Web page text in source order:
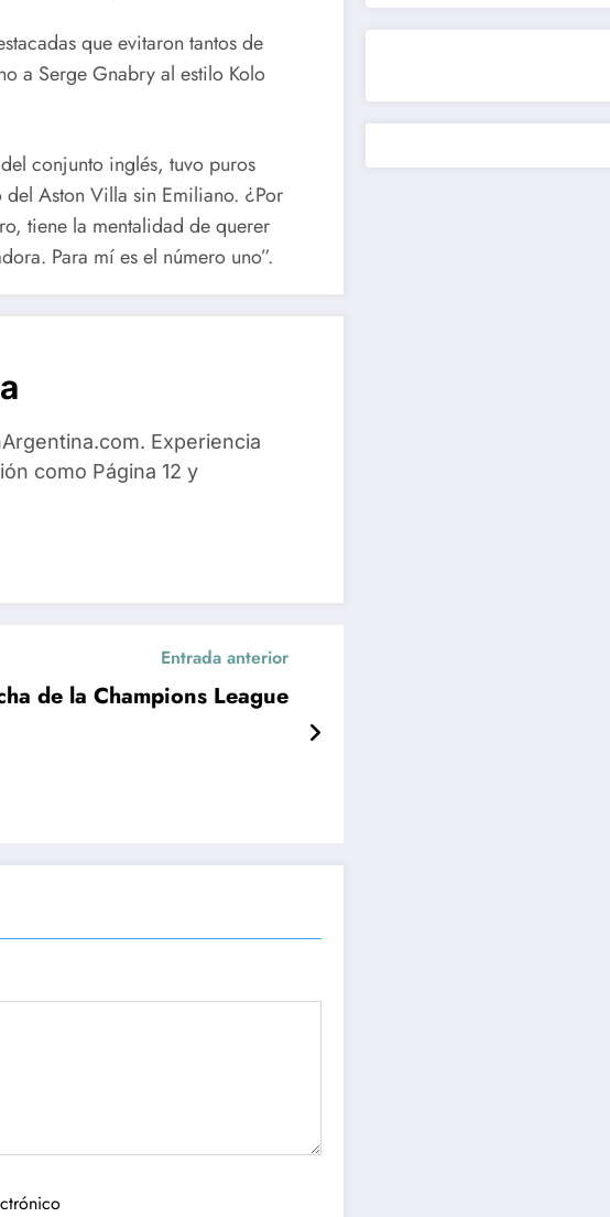
que evitaron tantos de
a Serge Gnabry al estilo Kolo
conjunto inglés, tuvo puros
Aston Villa sin Emiliano. ¿Por
tiene la mentalidad de querer
Para mí es el número uno”.
Experiencia
como Página 12 y
Entrada anterior
de la Champions League